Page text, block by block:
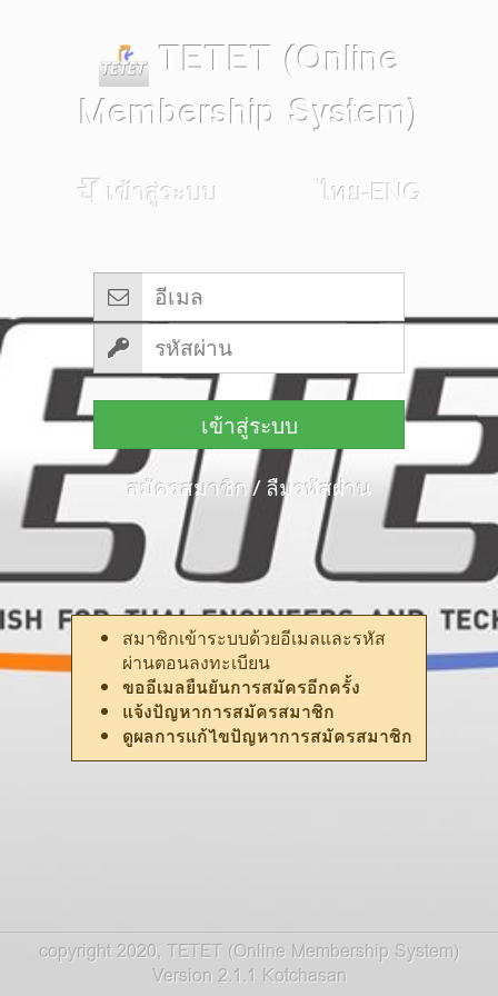
TETET (Online
Membership System)
เข้าสู่ระบบ ไทย-ENG
เข้าสู่ระบบ
สมัครสมาชิก/ลืมรหัสผ่าน
สมาชิกเข้าระบบด้วยอีเมลและรหัส
ผ่านตอนลงทะเบียน
ขออีเมลยืนยันการสมัครอีกครั้ง
แจ้งปัญหาการสมัครสมาชิก
ดูผลการแก้ไขปัญหาการสมัครสมาชิก
copyright 2020, TETET (Online Membership System)
Version 2.1.1 Kotchasan